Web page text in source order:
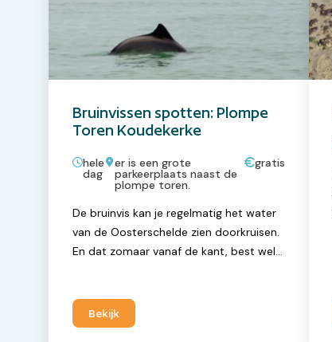
Bruinvissen spotten: Plompe
Toren Koudekerke
hele
dag
er is een grote
parkeerplaats naast de
plompe toren.
gratis
De bruinvis kan je regelmatig het water
van de Oosterschelde zien doorkruisen.
En dat zomaar vanaf de kant, best wel
alleen een glimp van een stuk rug met
een driehoekige vin. Met een beetje
Bekijk